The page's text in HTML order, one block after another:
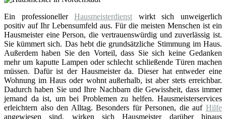
Ein professionellerHausmeisterdienst wirkt sich unweigerlich
positiv auf Ihr Lebensumfeld aus. Für die meisten Menschen ist ein
Hausmeister eine Person, die vertrauenswürdig und zuverlässig ist.
Sie kümmert sich. Das hebt die grundsätzliche Stimmung im Haus.
Außerdem haben Sie den Vorteil, dass Sie sich keine Gedanken
mehr um kaputte Lampen oder schlecht schließende Türen machen
müssen. Dafür ist der Hausmeister da. Dieser hat entweder eine
Wohnung im Haus oder wohnt außerhalb, ist aber stets erreichbar.
Dadurch haben Sie und Ihre Nachbarn die Gewissheit, dass immer
jemand da ist, um bei Problemen zu helfen. Hausmeisterservices
erleichtern also den Alltag. Besonders für Personen, die auf Hilfe
angewiesen sind, wirken sich Hausmeister darüber hinaus